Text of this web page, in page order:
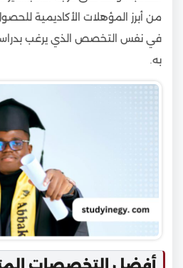
من أبرز المؤهلات الأكاديمية
في نفس التخصص الذي يرغب
به.